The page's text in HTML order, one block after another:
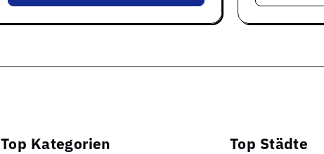
Top Kategorien Top Städte